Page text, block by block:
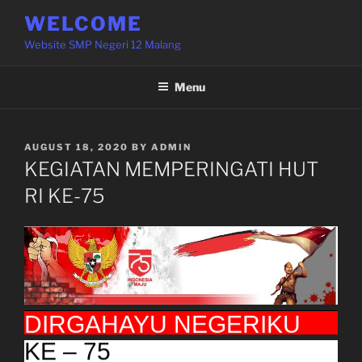
content
WELCOME
Website SMP Negeri 12 Malang
Menu
POSTED
ON
AUGUST 18, 2020 BY ADMIN
KEGIATAN MEMPERINGATI HUT
RI KE-75
DIRGAHAYU NEGERIKU
KE- 75
DIRGAHAYU BANGSAKU